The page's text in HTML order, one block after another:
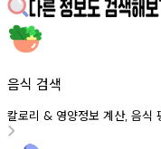
음식 검색
칼로리 & 영양정보 계산, 음식